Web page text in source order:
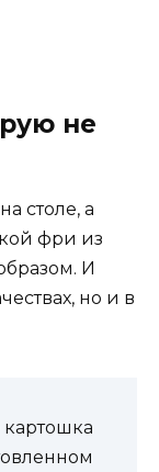
не
столе, а
фри из
И
но и в